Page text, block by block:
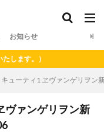
お知らせ
。）
キューティ1 ヱヴァンゲリヲ
ヴァンゲリヲン新